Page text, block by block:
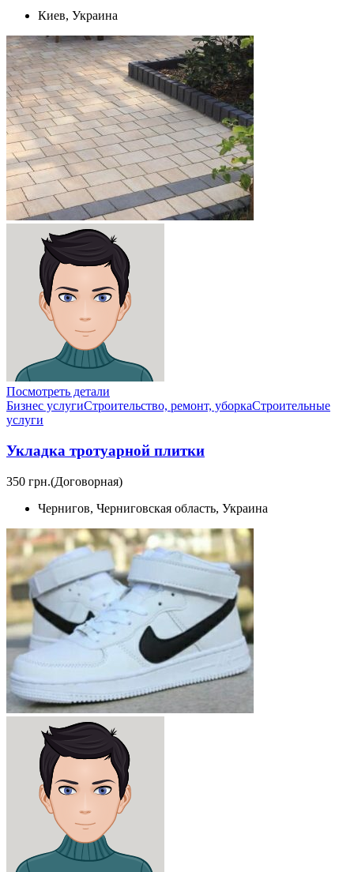
Киев, Украина
Посмотреть детали
Бизнес услугиСтроительство, ремонт, уборкаCтроительные
услуги
Укладка тротуарной плитки
350 грн.(Договорная)
Чернигов, Черниговская область, Украина